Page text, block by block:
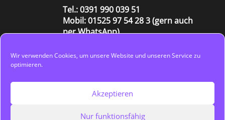
Wir verwenden Cookies, um unsere Website und unseren Service zu
optimieren.
Akzeptieren
Nur funktionsfähig
Tel.: 0391 990 039 51
Mobil: 01525 97 54 28 3 (gern auch
per WhatsApp)
Cookie-Richtlinien (EU)
Widerrufsbelehrung